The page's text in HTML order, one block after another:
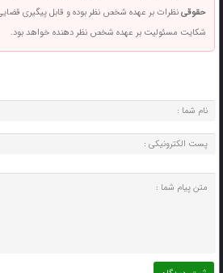
حقوقینظرات بر عهده شخص نظر بوده و قابل پیگیری
شکایت مسئولیت بر عهده شخص نظر دهنده خواهد بود.